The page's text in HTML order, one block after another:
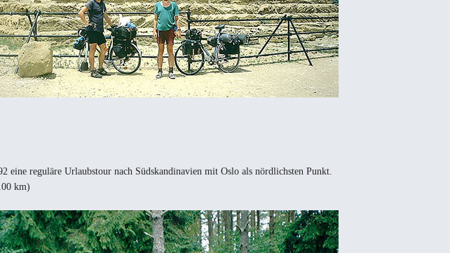
eine reguläre Urlaubstour nach Südskandinavien mit Oslo als nördlichsten Punkt.
km)